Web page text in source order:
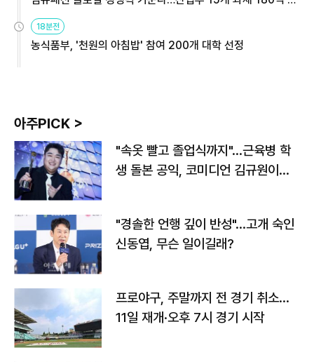
원
18분전
농식품부, '천원의 아침밥' 참여 200개 대학 선정
아주PICK >
"속옷 빨고 졸업식까지"…근육병 학
생 돌본 공익, 코미디언 김규원이었
"경솔한 언행 깊이 반성"…고개 숙인
신동엽, 무슨 일이길래?
프로야구, 주말까지 전 경기 취소…
11일 재개·오후 7시 경기 시작